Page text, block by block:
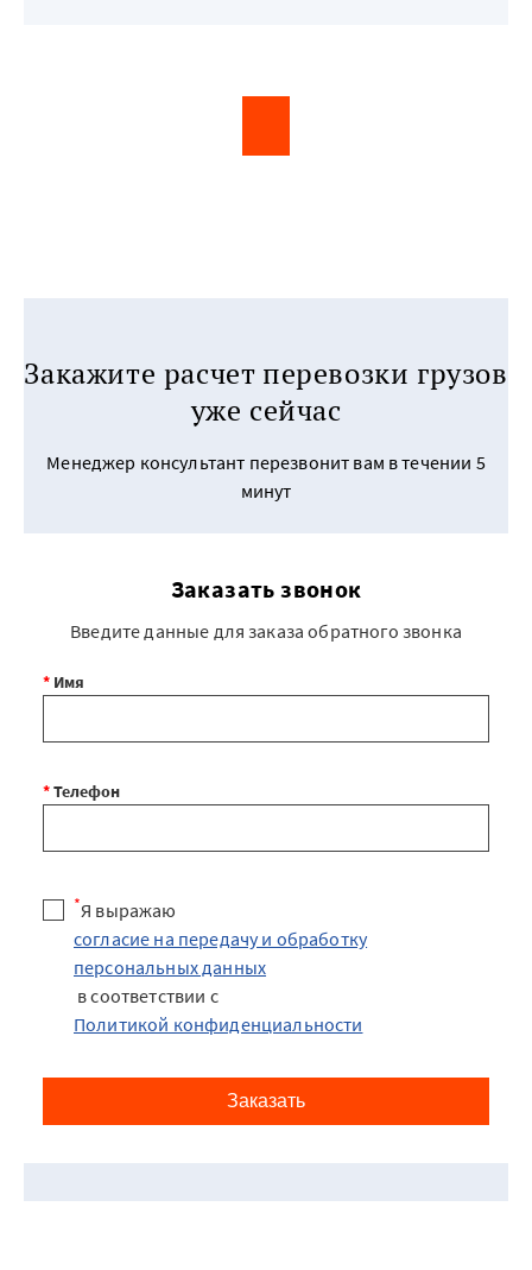
Закажите расчет перевозки грузов
уже сейчас
Менеджер консультант перезвонит вам в течении 5
минут
Заказать звонок
Введите данные для заказа обратного звонка
* Имя
*Телефон
*Я выражаю
согласие на передачу и обработку
персональных данных
в соответствии с
Политикой конфиденциальности
Заказать